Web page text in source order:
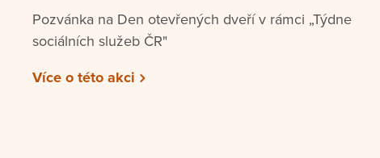
Pozvánka na Den otevřených dveří v rámci „Týdne
sociálních služeb ČR"
Více o této akci